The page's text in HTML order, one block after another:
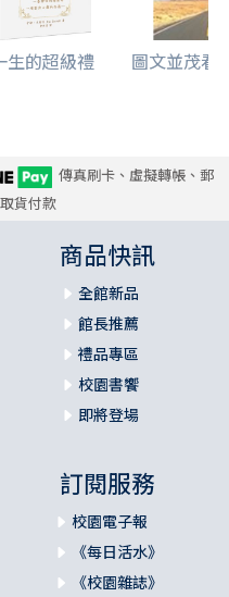
生的超級禮 圖文並茂看
傳真刷卡、虛擬轉帳、郵
貨付款
商品快訊
全館新品
館長推薦
禮品專區
校園書饗
即將登場
訂閱服務
校園電子報
《每日活水》
《校園雜誌》